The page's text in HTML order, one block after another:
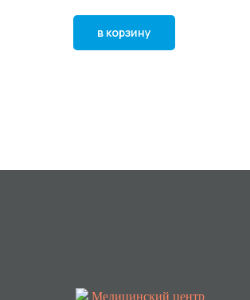
в корзину
Медицинский центр